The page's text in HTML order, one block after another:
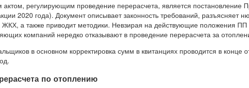
регулирующим проведение перерасчета, является постановление
2020 года). Документ описывает законность требований, разъясняет
ЖКХ, а также приводит методики. Невзирая на действующие положения ПП
компаний нередко отказывают в проведение перерасчета за
в основном корректировка сумм в квитанциях проводится в конце
по отоплению